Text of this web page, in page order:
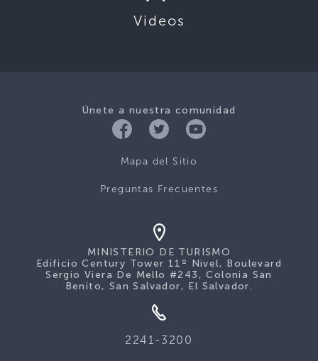
Videos
Únete a nuestra comunidad
Mapa del Sitio
Preguntas Frecuentes
MINISTERIO DE TURISMO
Edificio Century Tower 11º Nivel, Boulevard
Sergio Viera De Mello #243, Colonia San
Benito, San Salvador, El Salvador.
2241-3200